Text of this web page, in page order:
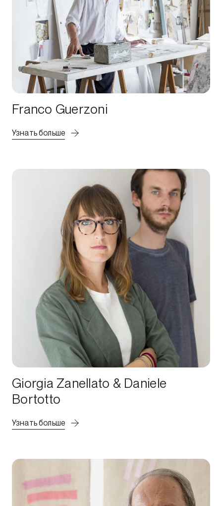
Franco Guerzoni
Узнать больше
Giorgia Zanellato & Daniele
Bortotto
Узнать больше